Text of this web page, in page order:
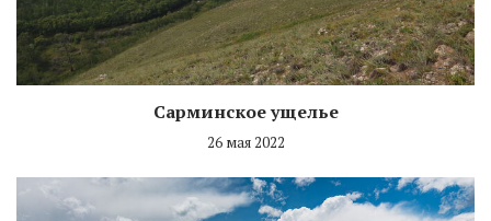
Сарминское ущелье
26 мая 2022